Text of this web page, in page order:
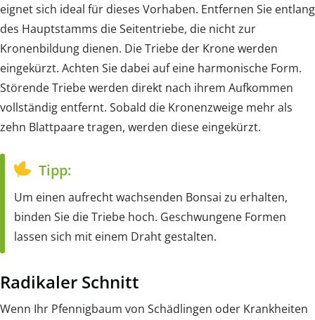
eignet sich ideal für dieses Vorhaben. Entfernen Sie entlang
des Hauptstamms die Seitentriebe, die nicht zur
Kronenbildung dienen. Die Triebe der Krone werden
eingekürzt. Achten Sie dabei auf eine harmonische Form.
Störende Triebe werden direkt nach ihrem Aufkommen
vollständig entfernt. Sobald die Kronenzweige mehr als
zehn Blattpaare tragen, werden diese eingekürzt.
Tipp:
Um einen aufrecht wachsenden Bonsai zu erhalten,
binden Sie die Triebe hoch. Geschwungene Formen
lassen sich mit einem Draht gestalten.
Radikaler Schnitt
Wenn Ihr Pfennigbaum von Schädlingen oder Krankheiten